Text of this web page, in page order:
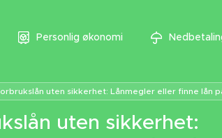
Personlig økonomi
uten sikkerhet: Lånmegler eller finne lån
uten sikkerhet: